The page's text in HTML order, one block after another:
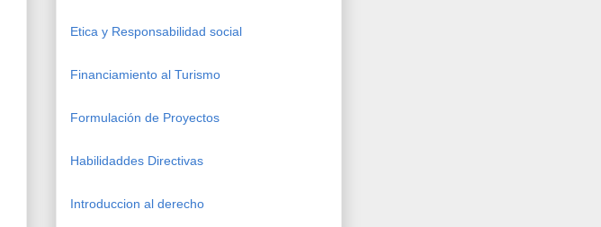
Etica y Responsabilidad social
Financiamiento al Turismo
Formulación de Proyectos
Habilidaddes Directivas
Introduccion al derecho